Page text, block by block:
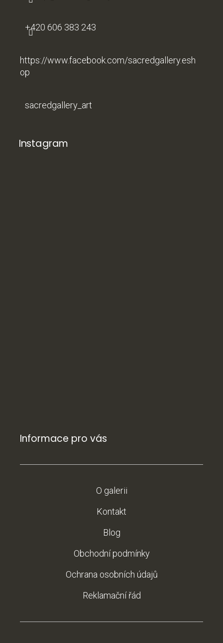
+420 606 383 243
https://www.facebook.com/sacredgallery.esh
op
sacredgallery_art
Instagram
Informace pro vás
O galerii
Kontakt
Blog
Obchodní podmínky
Ochrana osobních údajů
Reklamační řád